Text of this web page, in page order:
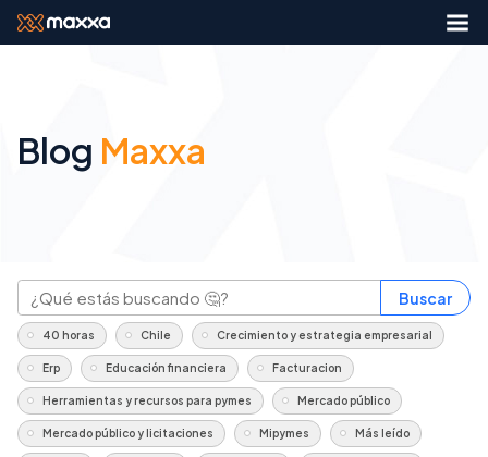
Blog Maxxa
Buscar
40 horas Chile Crecimiento y estrategia empresarial
Erp Educación financiera Facturacion
Herramientas y recursos para pymes Mercado público
Mercado público y licitaciones Mipymes Más leído